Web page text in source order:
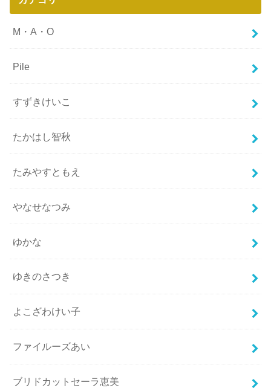
M・A・O
Pile
すずきけいこ
たかはし智秋
たみやすともえ
やなせなつみ
ゆかな
ゆきのさつき
よこざわけい子
ファイルーズあい
ブリドカットセーラ恵美